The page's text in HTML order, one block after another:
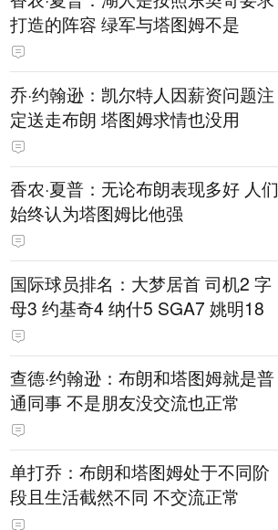
打造的阵容 绿军与塔图姆不是
乔·约翰逊：凯尔特人因薪资问题注
定送走布朗 塔图姆求情也没用
香农·夏普：无论布朗表现多好 人们
始终认为塔图姆比他强
国际球员排名：大梦居首 司机2 字
母3 约基奇4 纳什5 SGA7 姚明18
查德·约翰逊：布朗和塔图姆就是普
通同事 不是朋友没交流也正常
单打乔：布朗和塔图姆处于不同阶
段且生活截然不同 不交流正常